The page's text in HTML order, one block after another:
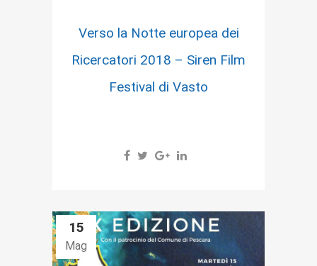
Verso la Notte europea dei
Ricercatori 2018 – Siren Film
Festival di Vasto
15
Mag